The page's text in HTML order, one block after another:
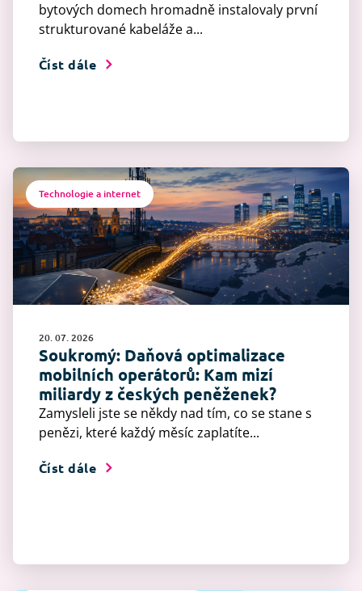
bytových domech hromadně instalovaly první
strukturované kabeláže a...
Číst dále
Technologie a internet
20. 07. 2026
Soukromý: Daňová optimalizace
mobilních operátorů: Kam mizí
miliardy z českých peněženek?
Zamysleli jste se někdy nad tím, co se stane s
penězi, které každý měsíc zaplatíte...
Číst dále